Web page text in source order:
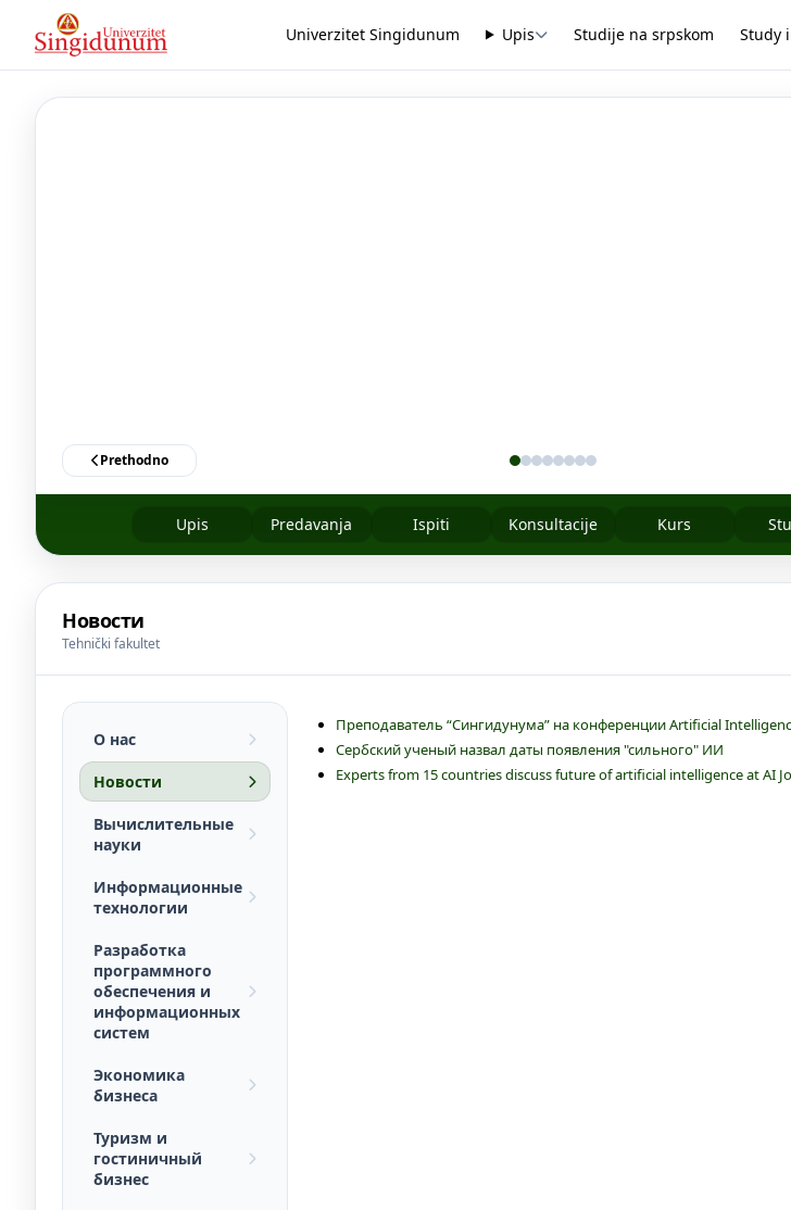
Univerzitet Singidunum Upis Studije na srpskom Study
Prethodno
Upis Predavanja Ispiti Konsultacije Kurs
Новости
Tehnički fakultet
О нас
Новости
Вычислительные
науки
Информационные
технологии
Разработка
программного
обеспечения и
информационных
систем
Экономика
бизнеса
Туризм и
гостиничный
бизнес
Преподаватель “Сингидунума” на конференции Artificial
Сербский ученый назвал даты появления "сильного" ИИ
Experts from 15 countries discuss future of artificial intelligence at AI